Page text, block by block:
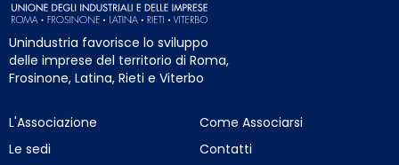
Unindustria favorisce lo sviluppo
delle imprese del territorio di Roma,
Frosinone, Latina, Rieti e Viterbo
L'Associazione
Le sedi
Come Associarsi
Contatti